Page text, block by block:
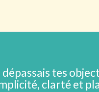
dépassais tes
clarté et